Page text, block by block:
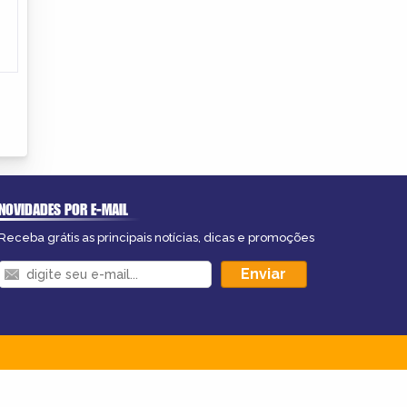
POR E-MAIL
grátis as principais notícias, dicas e promoções